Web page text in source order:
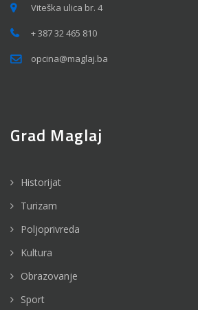
Viteška ulica br. 4
+ 387 32 465 810
opcina@maglaj.ba
Grad Maglaj
Historijat
Turizam
Poljoprivreda
Kultura
Obrazovanje
Sport